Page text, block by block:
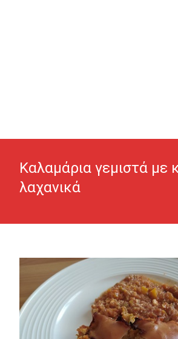
Καλαμάρια γεμιστά με
λαχανικά